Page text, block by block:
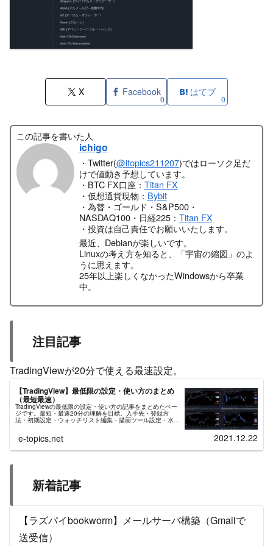
X Facebook
0
はてブ
0
この記事を書いた人
ichigo
・Twitter(@itopics211207)ではローソク足だ
けで値動き予想しています。
・BTC FX口座： Titan FX
・仮想通貨現物： Bybit
・為替・ゴールド・S&P500・
NASDAQ100・日経225： Titan FX
・投資は自己責任でお願いいたします。
最近、Debianが楽しいです。
Linuxの考え方を知ると、「宇宙の縮図」のよ
うに思えます。
25年以上楽しくなかったWindowsから卒業
中。
注目記事
TradingViewが20分で使える最速設定。
【TradingView】最低限の設定・使い方のまとめ
（最短最速）
TradingViewの最低限の設定・使い方の記事をまとめたペー
ジです。最短・最速20分の理解を目標。入手先・登録方
法・初期設定・ウォッチリスト編集・描画ツール設定・水平
e-topics.net 2021.12.22
新着記事
【ラズパイbookworm】メールサーバ構築（Gmailで
送受信）